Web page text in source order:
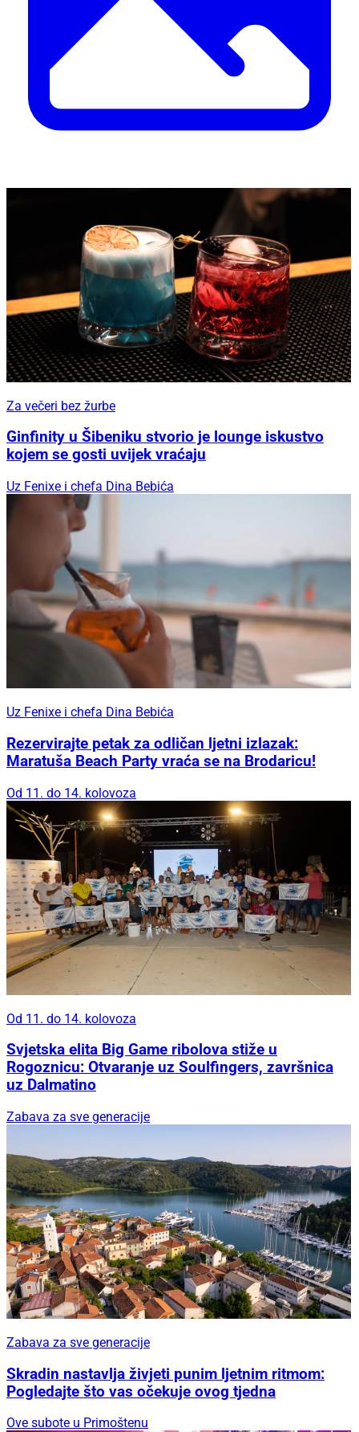
Za večeri bez žurbe
Ginfinity u Šibeniku stvorio je lounge iskustvo
kojem se gosti uvijek vraćaju
Uz Fenixe i chefa Dina Bebića
Uz Fenixe i chefa Dina Bebića
Rezervirajte petak za odličan ljetni izlazak:
Maratuša Beach Party vraća se na Brodaricu!
Od 11. do 14. kolovoza
Od 11. do 14. kolovoza
Svjetska elita Big Game ribolova stiže u
Rogoznicu: Otvaranje uz Soulfingers, završnica
uz Dalmatino
Zabava za sve generacije
Zabava za sve generacije
Skradin nastavlja živjeti punim ljetnim ritmom:
Pogledajte što vas očekuje ovog tjedna
Ove subote u Primoštenu